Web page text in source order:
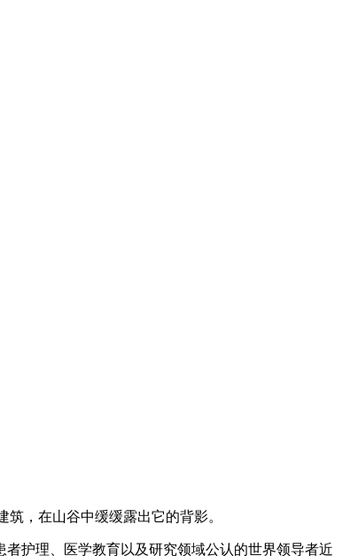
，在山谷中缓缓露出它的背影。
护理、医学教育以及研究领域公认的世界领导者近